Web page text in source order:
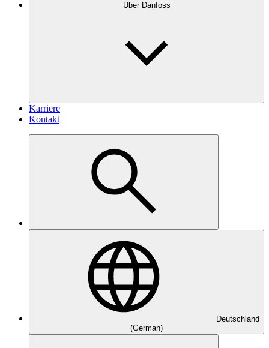
Über Danfoss
Karriere
Kontakt
Deutschland
(German)